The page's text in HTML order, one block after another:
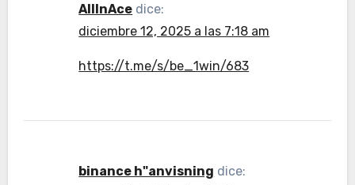
AllInAce dice:
diciembre 12, 2025 a las 7:18 am
https://t.me/s/be_1win/683
binance h"anvisning dice: